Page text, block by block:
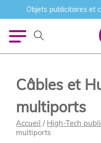
Objets publicitaires et
Câbles et
multiports
Accueil / High-Tech
multiports